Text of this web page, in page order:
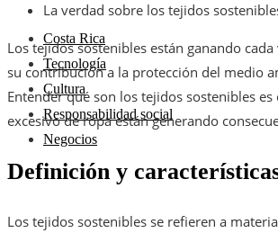
Costa Rica
Tecnología
Cultura
Responsabilidad social
Negocios
La verdad sobre los tejidos
Los tejidos sostenibles están ganando
su contribución a la protección del medio
Entender qué son los tejidos sostenibles
excesivo de ropa están generando
Definición y
Los tejidos sostenibles se refieren a